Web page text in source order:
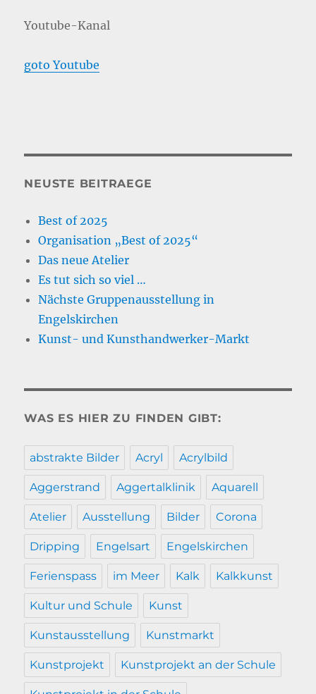
Youtube-Kanal
goto Youtube
NEUSTE BEITRAEGE
Best of 2025
Organisation „Best of 2025“
Das neue Atelier
Es tut sich so viel …
Nächste Gruppenausstellung in
Engelskirchen
Kunst- und Kunsthandwerker-Markt
WAS ES HIER ZU FINDEN GIBT:
abstrakte Bilder Acryl Acrylbild
Aggerstrand Aggertalklinik Aquarell
Atelier Ausstellung Bilder Corona
Dripping Engelsart Engelskirchen
Ferienspass im Meer Kalk Kalkkunst
Kultur und Schule Kunst
Kunstausstellung Kunstmarkt
Kunstprojekt Kunstprojekt an der Schule